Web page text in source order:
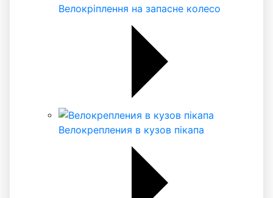
Велокріплення на запасне колесо
Велокрепления в кузов пікапа